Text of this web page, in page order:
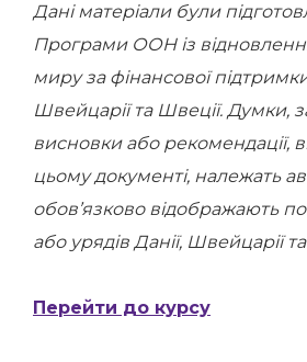
Дані матеріали були
Програми ООН із
миру за фінансової підтримки
Швейцарії та Швеції. Думки,
висновки або рекомендації,
цьому документі, належать
обов’язково відображають
або урядів Данії, Швейцарії
Перейти до курсу